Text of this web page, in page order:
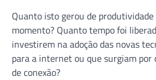
Quanto isto gerou de
momento? Quanto tempo foi
investirem na adoção das novas
para a internet ou que surgiam por
de conexão?